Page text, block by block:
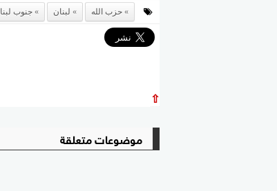
حزب الله لبنان جنوب
⇧
موضوعات متعلقة